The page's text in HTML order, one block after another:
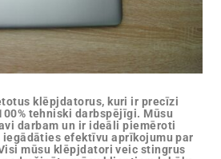
klēpjdatorus, kuri ir precīzi
tehniski darbspējīgi. Mūsu
darbam un ir ideāli piemēroti
efektīvu aprīkojumu par
mūsu klēpjdatori veic stingrus